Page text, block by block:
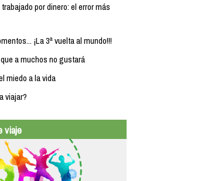
por dinero: el error más
¡La 3ª vuelta al mundo!!!
a muchos no gustará
miedo a la vida
viajar?
viaje